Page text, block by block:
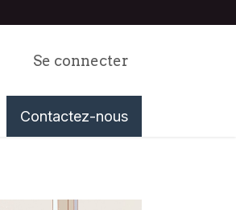
Se connecter
Tableau de Bord
Contactez-nous